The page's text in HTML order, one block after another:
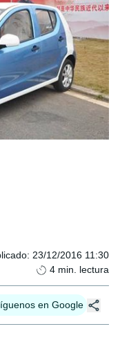
: 23/12/2016 11:30
4 min. lectura
en Google